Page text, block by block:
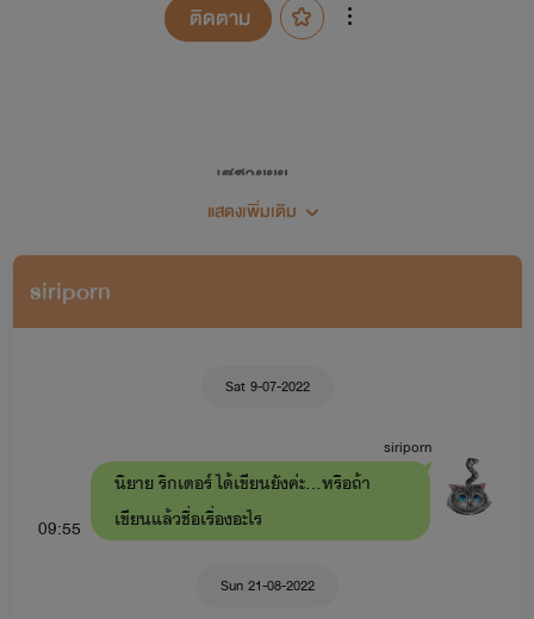
ติดตาม
เซฮายยย...
ยินดีต้อนรับเข้าสู่โลกเขย่าขวัญ (เขย่าทำไม 555)
🖋🍀แต่งนิยายครั้งแรก 28 พฤศจิกายน 2562🍀
แสดงเพิ่มเติม
siriporn
Sat 9-07-2022
siriporn
09:55
นิยาย ริกเตอร์ ได้เขียนยังค่ะ...หรือถ้า
เขียนแล้วชื่อเรื่องอะไร
Sun 21-08-2022